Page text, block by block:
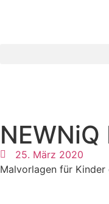
25. März 2020
Malvorlagen für